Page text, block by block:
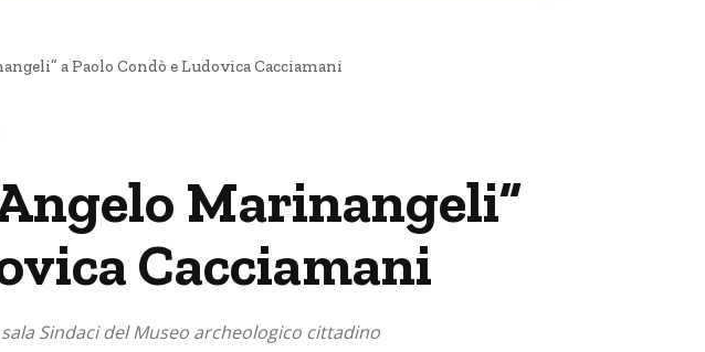
a Paolo Condò e Ludovica Cacciamani
Marinangeli”
Cacciamani
Sindaci del Museo archeologico cittadino